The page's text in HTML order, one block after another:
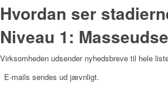
Hvordan ser
Niveau 1:
Virksomheden udsender nyhedsbreve til hele
E-mails sendes ud jævnligt.